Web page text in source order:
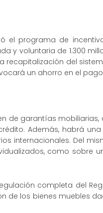
el programa de
y voluntaria de 1.300
recapitalización del
un ahorro en el
de garantías
Además, habrá
internacionales. Del
como sobre
completa del
de los bienes muebles